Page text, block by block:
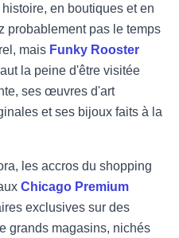
en boutiques et en
probablement pas le temps
mais Funky Rooster
la peine d'être visitée
ses œuvres d'art
et ses bijoux faits à la
les accros du shopping
Chicago Premium
exclusives sur des
grands magasins, nichés